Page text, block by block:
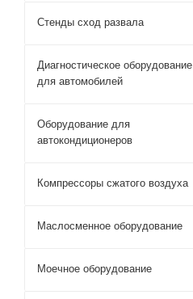
Стенды сход развала
Диагностическое оборудование
для автомобилей
Оборудование для
автокондиционеров
Компрессоры сжатого воздуха
Маслосменное оборудование
Моечное оборудование